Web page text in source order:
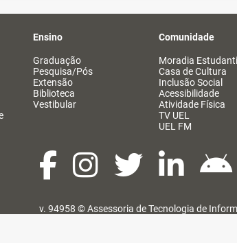
Ensino
Graduação
Pesquisa/Pós
Extensão
Biblioteca
Vestibular
Comunidade
Moradia Estudantil
Casa de Cultura
Inclusão Social
Acessibilidade
Atividade Física
TV UEL
UEL FM
v. 94958 ©Assessoria de Tecnologia de